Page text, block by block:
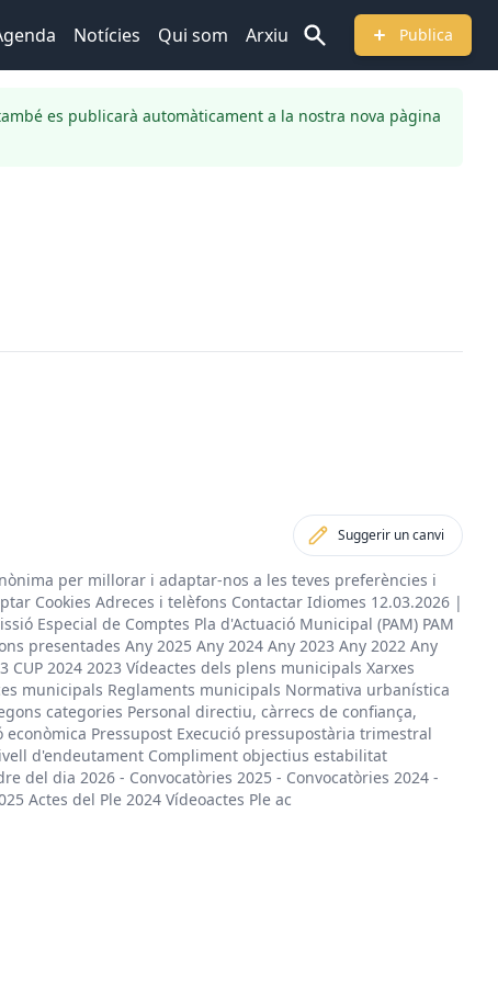
Notícies Qui som Arxiu Publica
es publicarà automàticament a la nostra nova pàgina
Suggerir un canvi
per millorar i adaptar-nos a les teves preferències i
Cookies Adreces i telèfons Contactar Idiomes 12.03.2026 |
Especial de Comptes Pla d'Actuació Municipal (PAM) PAM
presentades Any 2025 Any 2024 Any 2023 Any 2022 Any
CUP 2024 2023 Vídeactes dels plens municipals Xarxes
municipals Reglaments municipals Normativa urbanística
categories Personal directiu, càrrecs de confiança,
Pressupost Execució pressupostària trimestral
d'endeutament Compliment objectius estabilitat
del dia 2026 - Convocatòries 2025 - Convocatòries 2024 -
Actes del Ple 2024 Vídeoactes Ple ac